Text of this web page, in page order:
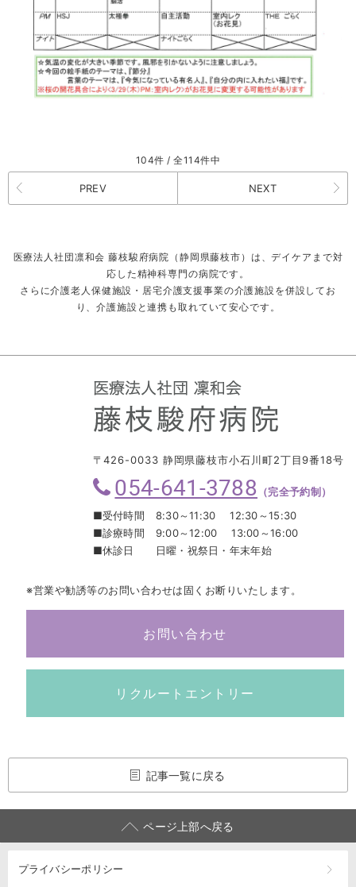
104件 / 全114件中
PREV NEXT
医療法人社団凛和会 藤枝駿府病院（静岡県藤枝市）は、デイケアまで対
応した精神科専門の病院です。
さらに介護老人保健施設・居宅介護支援事業の介護施設を併設してお
り、介護施設と連携も取れていて安心です。
〒426-0033 静岡県藤枝市小石川町2丁目9番18号
054-641-3788
（完全予約制）
■受付時間
8:30～11:30 12:30～15:30
■診療時間
9:00～12:00 13:00～16:00
■休診日
日曜・祝祭日・年末年始
※営業や勧誘等のお問い合わせは固くお断りいたします。
お問い合わせ
リクルートエントリー
記事一覧に戻る
ページ上部へ戻る
プライバシーポリシー